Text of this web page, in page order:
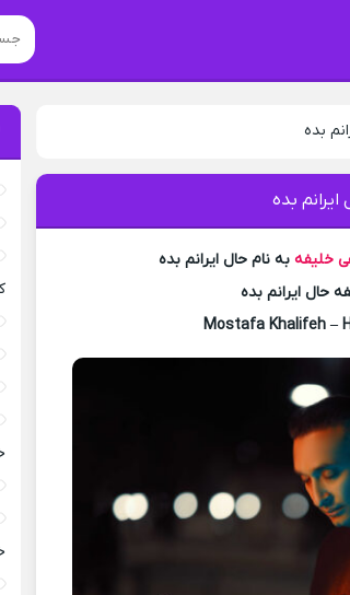
بده
بده
خلیفهبه نام حال ایرانم بده
حال ایرانم بده
Mostafa Khalifeh –